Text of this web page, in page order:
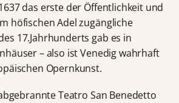
das erste der Öffentlichkeit und
höfischen Adel zugängliche
17.Jahrhunderts gab es in
– also ist Venedig wahrhaft
Opernkunst.
Teatro San Benedetto